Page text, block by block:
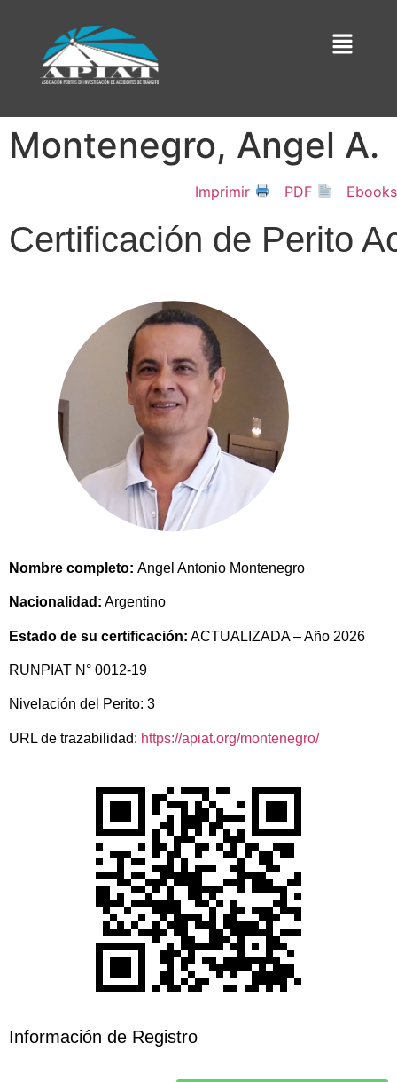
Montenegro, Angel A.
Imprimir PDF Ebooks
Certificación de Perito
Nombre completo: Angel Antonio Montenegro
Nacionalidad: Argentino
Estado de su certificación: ACTUALIZADA – Año 2026
RUNPIAT N° 0012-19
Nivelación del Perito: 3
URL de trazabilidad: https://apiat.org/montenegro/
Información de Registro